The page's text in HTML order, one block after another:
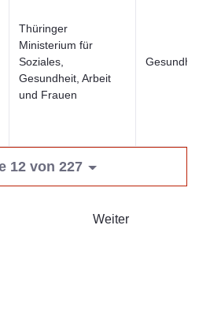
Thüringer
Ministerium für
Soziales,
Gesundheit, Arbeit
und Frauen
12 von 227
Weiter